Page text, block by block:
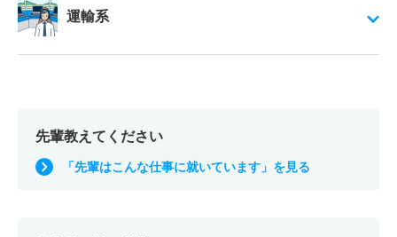
運輸系
先輩教えてください
「先輩はこんな仕事に就いています」を見る